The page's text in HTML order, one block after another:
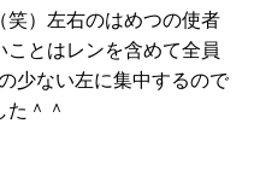
笑）左右のはめつの使者
ことはレンを含めて全員
少ない左に集中するので
＾＾